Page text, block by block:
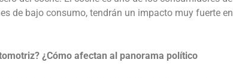
de bajo consumo, tendrán un impacto muy fuerte en
¿Cómo afectan al panorama político